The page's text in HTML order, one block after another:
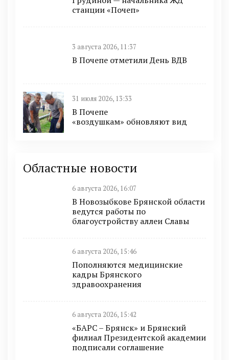
станции «Почеп»
3 августа 2026, 11:37
В Почепе отметили День ВДВ
31 июля 2026, 13:33
В Почепе
«воздушкам» обновляют вид
Областные новости
6 августа 2026, 16:07
В Новозыбкове Брянской области
ведутся работы по
благоустройству аллеи Славы
6 августа 2026, 15:46
Пополняются медицинские
кадры Брянского
здравоохранения
6 августа 2026, 15:42
«БАРС – Брянск» и Брянский
филиал Президентской академии
подписали соглашение